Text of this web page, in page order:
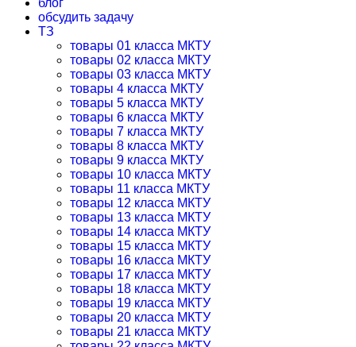
блог
обсудить задачу
ТЗ
товары 01 класса МКТУ
товары 02 класса МКТУ
товары 03 класса МКТУ
товары 4 класса МКТУ
товары 5 класса МКТУ
товары 6 класса МКТУ
товары 7 класса МКТУ
товары 8 класса МКТУ
товары 9 класса МКТУ
товары 10 класса МКТУ
товары 11 класса МКТУ
товары 12 класса МКТУ
товары 13 класса МКТУ
товары 14 класса МКТУ
товары 15 класса МКТУ
товары 16 класса МКТУ
товары 17 класса МКТУ
товары 18 класса МКТУ
товары 19 класса МКТУ
товары 20 класса МКТУ
товары 21 класса МКТУ